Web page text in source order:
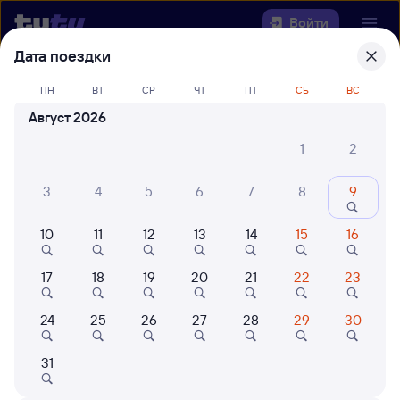
Войти
Выберите день, чтобы найтиж/д
билеты Амбарный — Вологда-1
Куда
Когда
Кто едет
Найти поезда
Дата поездки
ПН ВТ СР ЧТ ПТ СБ ВС
Август 2026
1
2
3 4 5 6 7 8 9
10 11 12 13 14 15 16
17 18 19 20 21 22 23
24 25 26 27 28 29 30
31